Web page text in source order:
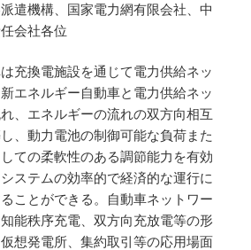
遣機構、国家電力網有限会社、中
会社各位
充換電施設を通じて電力供給ネッ
エネルギー自動車と電力供給ネッ
、エネルギーの流れの双方向相互
、動力電池の制御可能な負荷また
ての柔軟性のある調節能力を有効
ステムの効率的で経済的な運行に
ことができる。自動車ネットワー
能秩序充電、双方向充放電等の形
想発電所、集約取引等の応用場面